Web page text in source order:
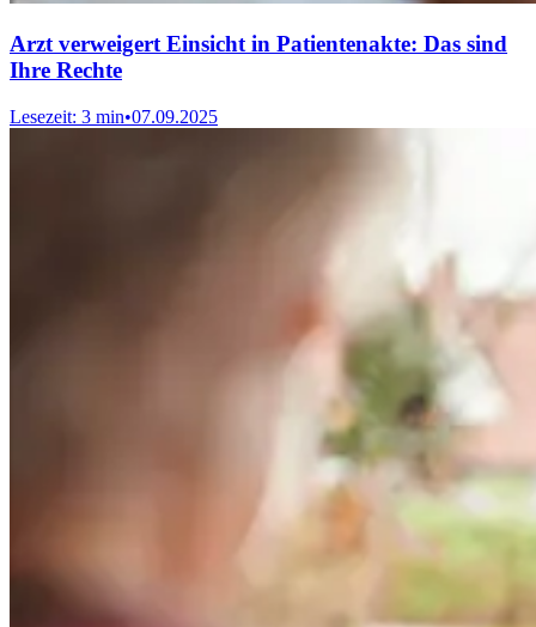
Arzt verweigert Einsicht in Patientenakte: Das sind
Ihre Rechte
Lesezeit: 3 min•07.09.2025